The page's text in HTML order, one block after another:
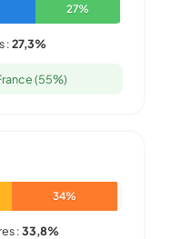
27%
:27,3%
(55%)
34%
:33,8%